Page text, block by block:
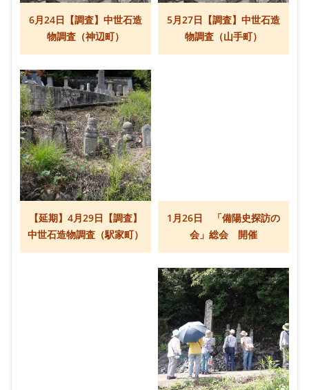
6月24日【調査】中世石造
物調査（神辺町）
5月27日【調査】中世石造
物調査（山手町）
【延期】4月29日【調査】
中世石造物調査（駅家町）
1月26日 「備陽史探訪の
会」総会 開催